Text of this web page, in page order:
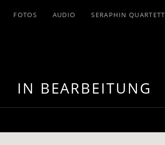
FOTOS AUDIO SERAPHIN QUARTETT
IN BEARBEITUNG